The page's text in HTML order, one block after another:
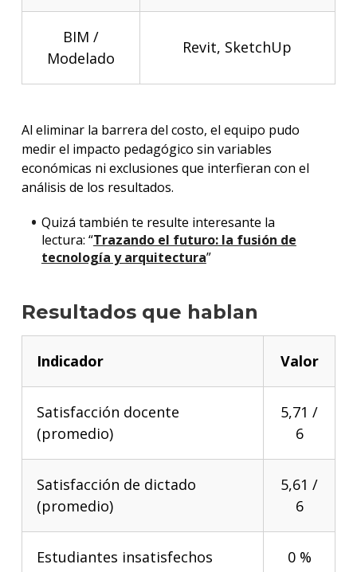
BIM /
Modelado
Revit, SketchUp
Al eliminar la barrera del costo, el equipo pudo
medir el impacto pedagógico sin variables
económicas ni exclusiones que interfieran con el
análisis de los resultados.
Quizá también te resulte interesante la
lectura: “Trazando el futuro: la fusión de
tecnología y arquitectura”
Resultados que hablan
Indicador Valor
Satisfacción docente
(promedio)
5,71 /
6
Satisfacción de dictado
(promedio)
5,61 /
6
Estudiantes insatisfechos 0 %